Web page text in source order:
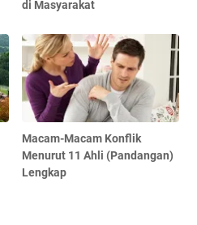
di Masyarakat
Macam-Macam Konflik
Menurut 11 Ahli (Pandangan)
Lengkap